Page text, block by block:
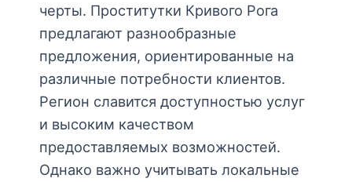
черты. Проститутки Кривого Рога
предлагают разнообразные
предложения, ориентированные на
различные потребности клиентов.
Регион славится доступностью услуг
и высоким качеством
предоставляемых возможностей.
Однако важно учитывать локальные